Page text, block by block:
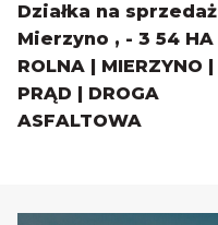
Działka na sprzedaż
Mierzyno , - 3 54 HA
ROLNA | MIERZYNO |
PRĄD | DROGA
ASFALTOWA